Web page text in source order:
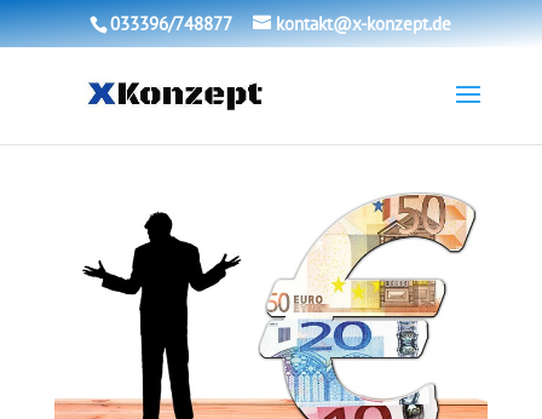
033396/748877 kontakt@x-konzept.de